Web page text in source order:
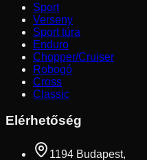
Sport
Verseny
Sport túra
Enduro
Chopper/Cruiser
Robogó
Cross
Classic
Elérhetőség
1194 Budapest,